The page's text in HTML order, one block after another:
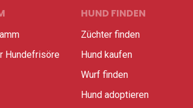
Hundefrisöre
HUND FINDEN
Züchter finden
Hund kaufen
Wurf finden
Hund adoptieren